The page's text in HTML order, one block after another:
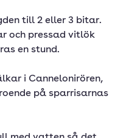
till 2 eller 3 bitar.
och pressad vitlök
en stund.
i Cannelonirören,
på sparrisarnas